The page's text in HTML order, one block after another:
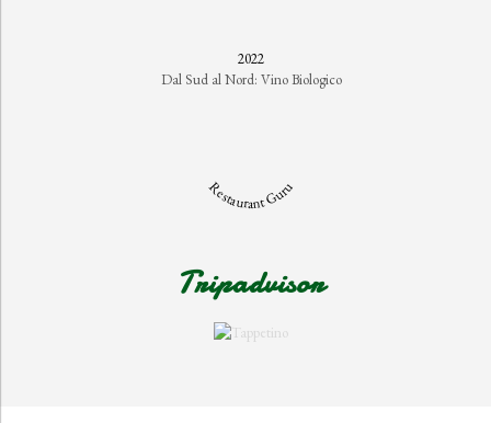
2022
Dal Sud al Nord: Vino Biologico
Restaurant Guru
Tripadvisor